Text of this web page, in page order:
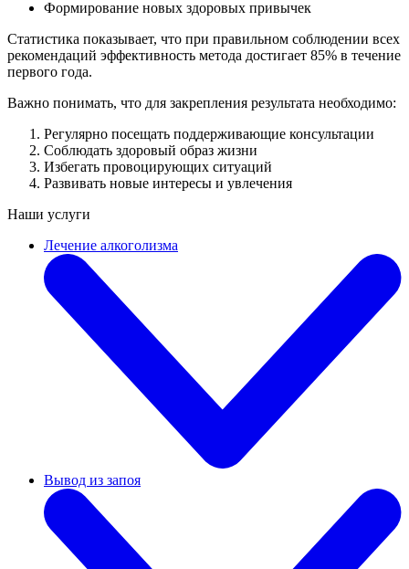
Формирование новых здоровых привычек
Статистика показывает, что при правильном соблюдении всех
рекомендаций эффективность метода достигает 85% в течение
первого года.
Важно понимать, что для закрепления результата необходимо:
Регулярно посещать поддерживающие консультации
Соблюдать здоровый образ жизни
Избегать провоцирующих ситуаций
Развивать новые интересы и увлечения
Наши услуги
Лечение алкоголизма
Вывод из запоя